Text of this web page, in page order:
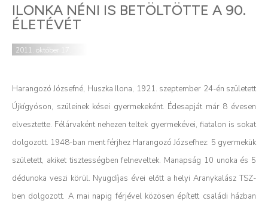
ILONKA NÉNI IS BETÖLTÖTTE A 90.
ÉLETÉVÉT
2011. október 17.
Harangozó Józsefné, Huszka Ilona, 1921. szeptember 24-én született
Újkígyóson, szüleinek kései gyermekeként. Édesapját már 8 évesen
elvesztette. Félárvaként nehezen teltek gyermekévei, fiatalon is sokat
dolgozott. 1948-ban ment férjhez Harangozó Józsefhez: 5 gyermekük
született, akiket tisztességben felneveltek. Manapság 10 unoka és 5
dédunoka veszi körül. Nyugdíjas évei előtt a helyi Aranykalász TSZ-
ben dolgozott. A mai napig férjével közösen épített családi házban